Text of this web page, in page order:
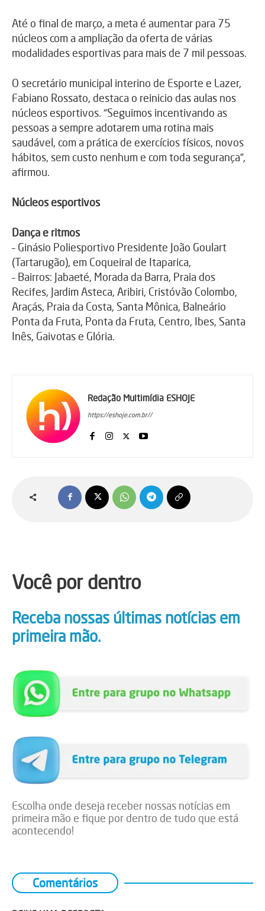
Até o final de março, a meta é aumentar para 75
núcleos com a ampliação da oferta de várias
modalidades esportivas para mais de 7 mil pessoas.
O secretário municipal interino de Esporte e Lazer,
Fabiano Rossato, destaca o reinicio das aulas nos
núcleos esportivos. “Seguimos incentivando as
pessoas a sempre adotarem uma rotina mais
saudável, com a prática de exercícios físicos, novos
hábitos, sem custo nenhum e com toda segurança”,
afirmou.
Núcleos esportivos
Dança e ritmos
– Ginásio Poliesportivo Presidente João Goulart
(Tartarugão), em Coqueiral de Itaparica,
– Bairros: Jabaeté, Morada da Barra, Praia dos
Recifes, Jardim Asteca, Aribiri, Cristóvão Colombo,
Araçás, Praia da Costa, Santa Mônica, Balneário
Ponta da Fruta, Ponta da Fruta, Centro, Ibes, Santa
Inês, Gaivotas e Glória.
Redação Multimídia ESHOJE
https://eshoje.com.br//
Você por dentro
Receba nossas últimas notícias em
primeira mão.
Escolha onde deseja receber nossas notícias em
primeira mão e fique por dentro de tudo que está
acontecendo!
Comentários